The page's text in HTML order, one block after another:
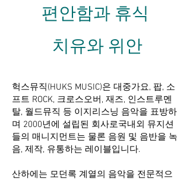
편안함과 휴식
치유와 위안
헉스뮤직(HUKS MUSIC)은 대중가요, 팝, 소
프트 ROCK, 크로스오버, 재즈, 인스트루멘
탈, 월드뮤직 등 이지리스닝 음악을 표방하
며 2000년에 설립된 회사로국내외 뮤지션
들의 매니지먼트는 물론 음원 및 음반을 녹
음, 제작, 유통하는 레이블입니다.
산하에는 모던록 계열의 음악을 전문적으